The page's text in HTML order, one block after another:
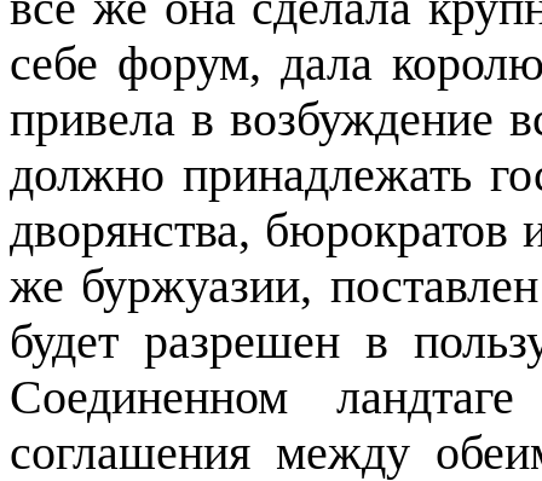
себе форум, дала
привела в возбуждение
должно принадлежать
дворянства, бюрократов
же буржуазии,
будет разрешен в
Соединенном
соглашения между